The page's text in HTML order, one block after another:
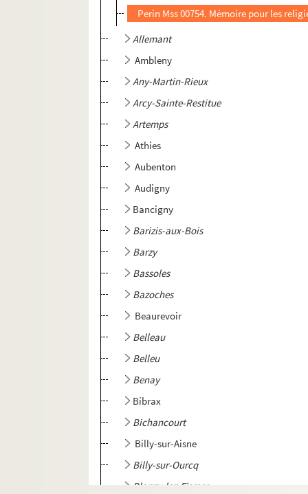
Perin Mss 00754. Mémoire pour les
Allemant
Ambleny
Any-Martin-Rieux
Arcy-Sainte-Restitue
Artemps
Athies
Aubenton
Audigny
Bancigny
Barizis-aux-Bois
Barzy
Bassoles
Bazoches
Beaurevoir
Belleau
Belleu
Benay
Bibrax
Bichancourt
Billy-sur-Aisne
Billy-sur-Ourcq
Blanzy-lez-Fismes